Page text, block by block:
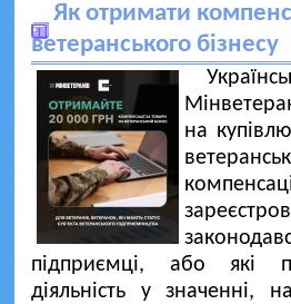
Як отримати
ветеранського бізнесу
на
підприємці, або які
діяльність у значенні,